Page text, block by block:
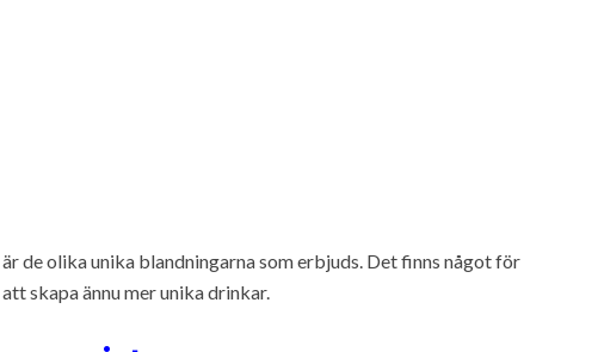
de olika unika blandningarna som erbjuds. Det finns något för
skapa ännu mer unika drinkar.